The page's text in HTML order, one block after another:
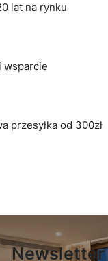
lat na rynku
wsparcie
przesyłka od 300zł
Newsletter